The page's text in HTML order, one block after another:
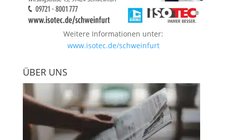
Weitere Informationen unter:
www.isotec.de/schweinfurt
ÜBER UNS